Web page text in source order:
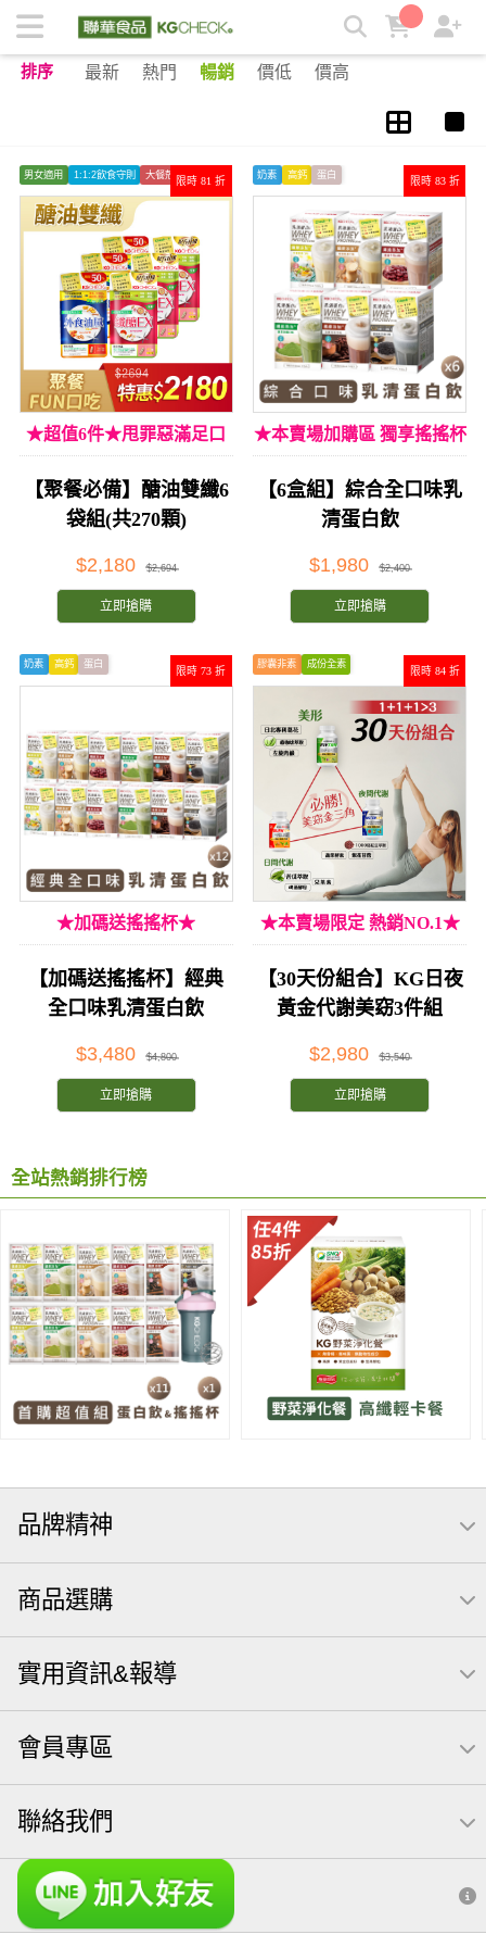
飲食控制族群 | KGCHECK聯華食品生醫研究室
排序 最新 熱門 暢銷 價低 價高
限時 81 折
男女適用 1:1:2飲食守則 大餐剋星
★超值6件★甩罪惡滿足口
慾
【聚餐必備】醣油雙纖6
袋組(共270顆)
$2,180 $2,694
立即搶購
限時 83 折
奶素 高鈣 蛋白
★本賣場加購區 獨享搖搖杯
加購價★
【6盒組】綜合全口味乳
清蛋白飲
$1,980 $2,400
立即搶購
限時 73 折
奶素 高鈣 蛋白
★加碼送搖搖杯★
【加碼送搖搖杯】經典
全口味乳清蛋白飲
$3,480 $4,800
立即搶購
限時 84 折
膠囊非素 成份全素
★本賣場限定 熱銷NO.1★
【30天份組合】KG日夜
黃金代謝美窈3件組
$2,980 $3,540
立即搶購
全站熱銷排行榜
品牌精神
商品選購
實用資訊&報導
會員專區
聯絡我們